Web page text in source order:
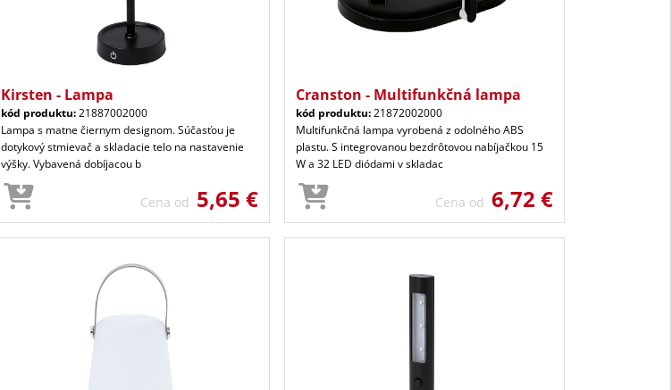
Kirsten - Lampa
kód produktu:21887002000
Lampa s matne čiernym designom. Súčasťou je
dotykový stmievač a skladacie telo na nastavenie
výšky. Vybavená dobíjacou b
Cena od 5,65 €
Cranston - Multifunkčná lampa
kód produktu:21872002000
Multifunkčná lampa vyrobená z odolného ABS
plastu. S integrovanou bezdrôtovou nabíjačkou 15
W a 32 LED diódami v skladac
Cena od 6,72 €